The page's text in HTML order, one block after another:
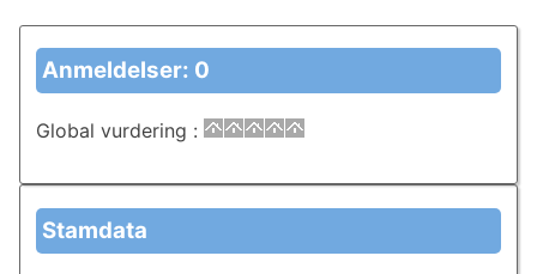
Anmeldelser: 0
Global vurdering :
Stamdata